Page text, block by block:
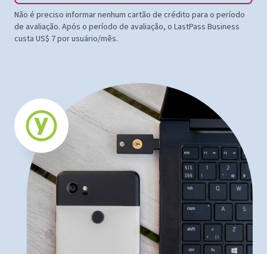
Não é preciso informar nenhum cartão de crédito para o período
de avaliação. Após o período de avaliação, o LastPass Business
custa US$ 7 por usuário/mês.